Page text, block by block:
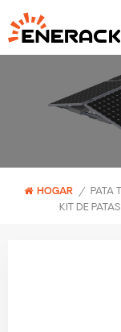
HOGAR / PATA